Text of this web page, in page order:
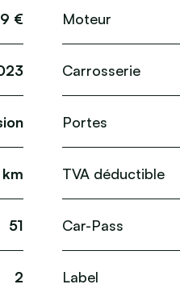
€
51
2
Moteur
Carrosserie
Portes
TVA déductible
Car-Pass
Label